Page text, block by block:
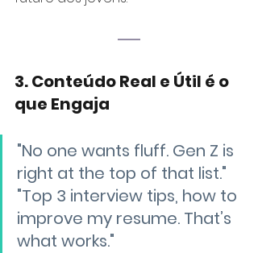
3. Conteúdo Real e Útil é o
que Engaja
"No one wants fluff. Gen Z is
right at the top of that list."
"Top 3 interview tips, how to
improve my resume. That’s
what works."